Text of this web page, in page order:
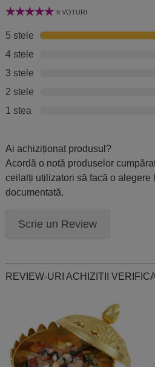
9 VOTURI
5 stele
4 stele
3 stele
2 stele
1 stea
Ai achiziționat produsul?
Acordă o notă produselor
ceilalți utilizatori să facă o alegere
documentată.
Scrie un Review
REVIEW-URI ACHIZITII